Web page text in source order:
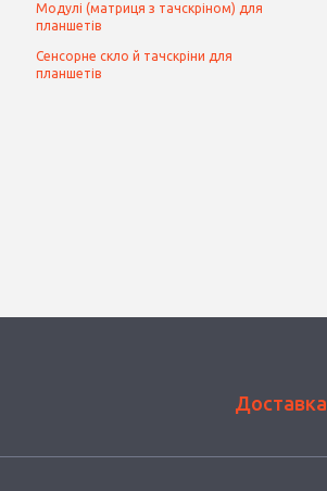
Модулі (матриця з тачскріном) для
планшетів
Сенсорне скло й тачскріни для
планшетів
Доставка